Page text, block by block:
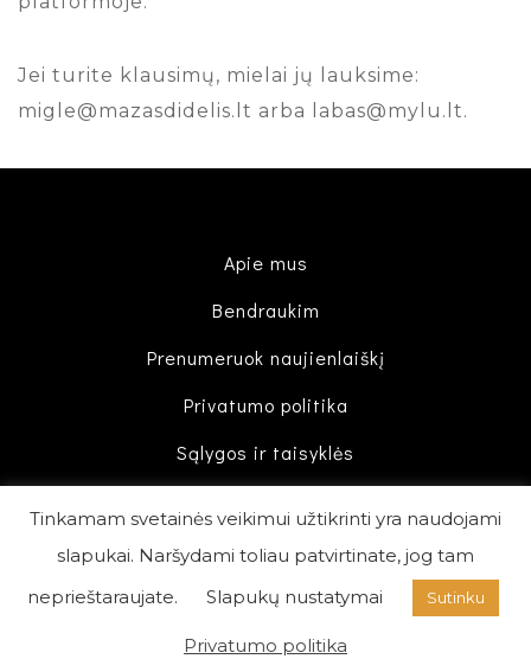
Jei turite klausimų, mielai jų lauksime:
migle@mazasdidelis.lt arba labas@mylu.lt.
Apie mus
Bendraukim
Prenumeruok naujienlaiškį
Privatumo politika
Sąlygos ir taisyklės
Tinkamam svetainės veikimui užtikrinti yra naudojami
slapukai. Naršydami toliau patvirtinate, jog tam
neprieštaraujate.
Slapukų nustatymai Sutinku
Privatumo politika